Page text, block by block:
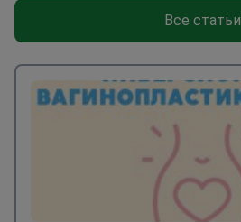
Все статьи